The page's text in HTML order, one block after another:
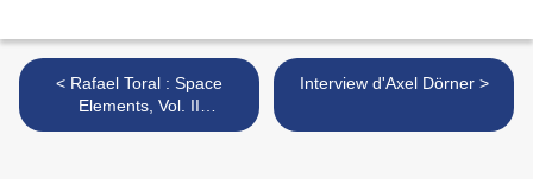
< Rafael Toral : Space
Elements, Vol. II
(Staubgold, 2010)
Interview d'Axel Dörner >